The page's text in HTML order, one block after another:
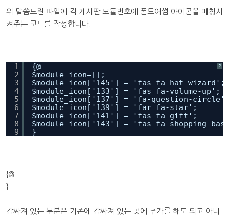
위 말씀드린 파일에 각 게시판 모듈번호에 폰트어썸 아이콘을 매칭시
켜주는 코드를 작성합니다.
?
1
2
3
4
5
6
7
8
9
{@
$module_icon=[];
$module_icon['145'] = 'fas fa-hat-wizard';
$module_icon['133'] = 'fas fa-volume-up';
$module_icon['137'] = 'fa-question-circle';
$module_icon['139'] = 'far fa-star';
$module_icon['141'] = 'fas fa-gift';
$module_icon['143'] = 'fas fa-shopping-
}
{@
}
감싸져 있는 부분은 기존에 감싸져 있는 곳에 추가를 해도 되고 아니